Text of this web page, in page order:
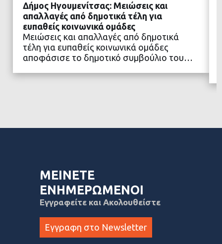
ΔΙΑΒΑΣΤΕ ΠΕΡΙΣΣΟΤΕΡΑ
Δήμος Ηγουμενίτσας: Μειώσεις και
απαλλαγές από δημοτικά τέλη για
ευπαθείς κοινωνικά ομάδες
Μειώσεις και απαλλαγές από δημοτικά
τέλη για ευπαθείς κοινωνικά ομάδες
αποφάσισε το δημοτικό συμβούλιο του…
ΜΕΙΝΕΤΕ
ΕΝΗΜΕΡΩΜΕΝΟΙ
Εγγραφείτε και Ακολουθείστε
Εγγραφη στο Newsletter